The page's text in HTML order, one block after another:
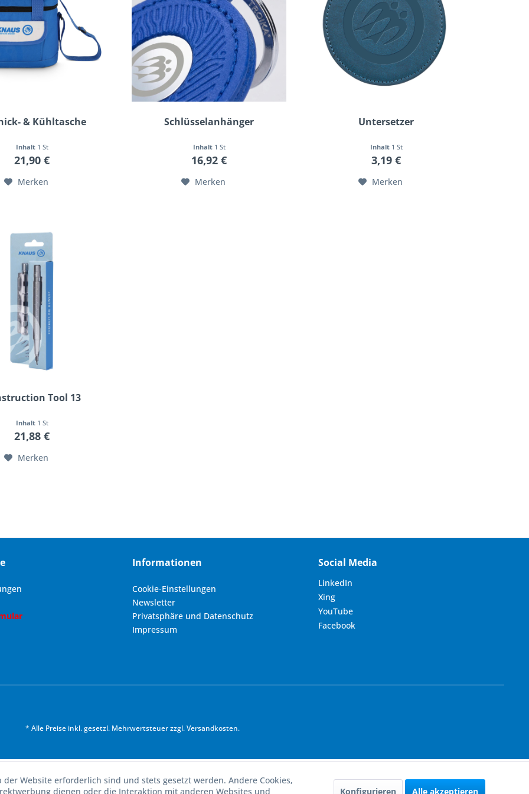
& Kühltasche
Inhalt 1 St
21,90 €
Merken
Schlüsselanhänger
Inhalt 1 St
16,92 €
Merken
Untersetzer
Inhalt 1 St
3,19 €
Merken
Tool 13
Inhalt 1 St
21,88 €
Merken
Informationen
Cookie-Einstellungen
Newsletter
Privatsphäre und Datenschutz
Impressum
Social Media
LinkedIn
Xing
YouTube
Facebook
* Alle Preise inkl. gesetzl. Mehrwertsteuer zzgl.Versandkosten.
Website erforderlich sind und stets gesetzt werden. Andere Cookies,
dienen oder die Interaktion mit anderen Websites und
Konfigurieren Alle akzeptieren